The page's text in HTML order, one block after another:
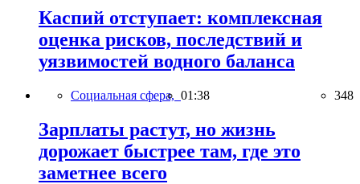
Каспий отступает: комплексная
оценка рисков, последствий и
уязвимостей водного баланса
Социальная сфера, 01:38 348
Зарплаты растут, но жизнь
дорожает быстрее там, где это
заметнее всего